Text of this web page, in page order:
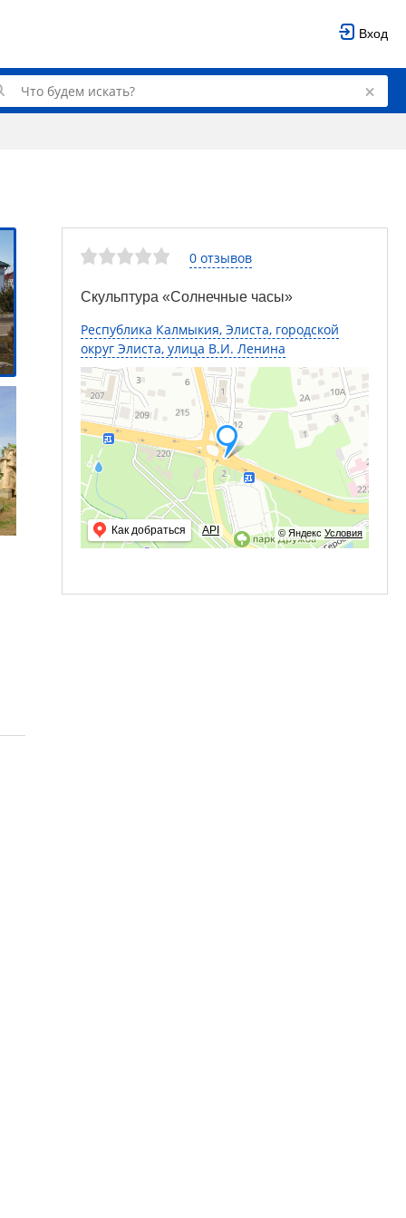
Вход
0 отзывов
Скульптура «Солнечные часы»
Республика Калмыкия, Элиста, городской
округ Элиста, улица В.И. Ленина
© Яндекс Условия
Как добраться API